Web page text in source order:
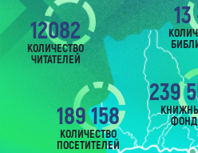
12082
КОЛИЧЕСТВО
ЧИТАТЕЛЕЙ
189 158
КОЛИЧЕСТВО
ПОСЕТИТЕЛЕЙ
239
ФОНД
13